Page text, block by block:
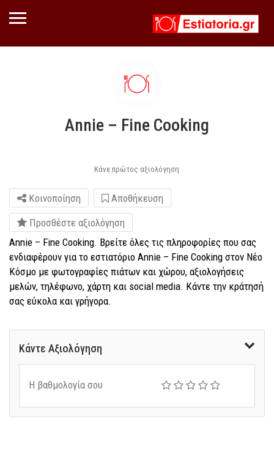
Annie – Fine Cooking
Κάνε πρώτος αξιολόγηση
Κοινοποίηση
Αποθήκευση
Προσθέστε αξιολόγηση
Annie – Fine Cooking. Βρείτε όλες τις πληροφορίες που σας
ενδιαφέρουν για το εστιατόριο Annie – Fine Cooking στoν Νέο
Κόσμο με φωτογραφίες πιάτων και χώρου, αξιολογήσεις
μελών, τηλέφωνο, χάρτη και social media. Κάντε την κράτησή
σας εύκολα και γρήγορα.
Κάντε Αξιολόγηση
Η βαθμολογία σου